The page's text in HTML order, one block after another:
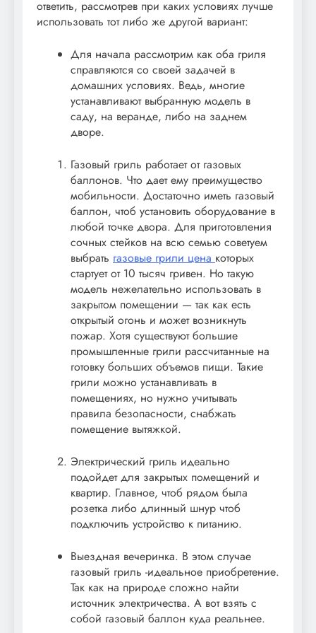
ответить, рассмотрев при каких условиях лучше
использовать тот либо же другой вариант:
Для начала рассмотрим как оба гриля
справляются со своей задачей в
домашних условиях. Ведь, многие
устанавливают выбранную модель в
саду, на веранде, либо на заднем
дворе.
Газовый гриль работает от газовых
баллонов. Что дает ему преимущество
мобильности. Достаточно иметь газовый
баллон, чтоб установить оборудование в
любой точке двора. Для приготовления
сочных стейков на всю семью советуем
выбрать газовые грили цена которых
стартует от 10 тысяч гривен. Но такую
модель нежелательно использовать в
закрытом помещении — так как есть
открытый огонь и может возникнуть
пожар. Хотя существуют большие
промышленные грили рассчитанные на
готовку больших объемов пищи. Такие
грили можно устанавливать в
помещениях, но нужно учитывать
правила безопасности, снабжать
помещение вытяжкой.
Электрический гриль идеально
подойдет для закрытых помещений и
квартир. Главное, чтоб рядом была
розетка либо длинный шнур чтоб
подключить устройство к питанию.
Выездная вечеринка. В этом случае
газовый гриль -идеальное приобретение.
Так как на природе сложно найти
источник электричества. А вот взять с
собой газовый баллон куда реальнее.